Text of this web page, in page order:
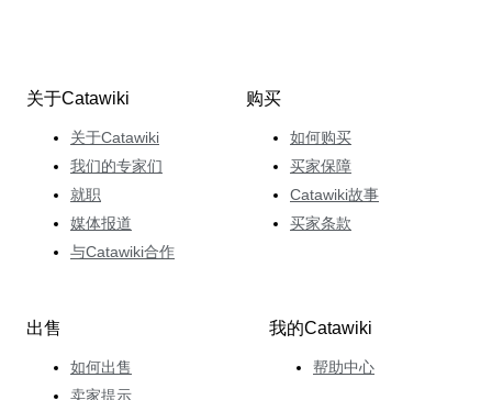
关于Catawiki
关于Catawiki
我们的专家们
就职
媒体报道
与Catawiki合作
购买
如何购买
买家保障
Catawiki故事
买家条款
出售
如何出售
卖家提示
我的Catawiki
帮助中心